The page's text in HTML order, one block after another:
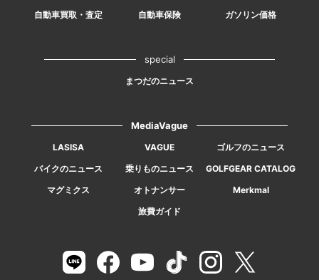
自動車買取・査定
自動車保険 ガソリン価格
special
まつだのニュース
MediaVague
LASISA VAGUE
ゴルフのニュース
バイクのニュース
乗りものニュース
GOLFGEAR CATALOG
マグミクス
オトナンサー
Merkmal
旅費ガイド